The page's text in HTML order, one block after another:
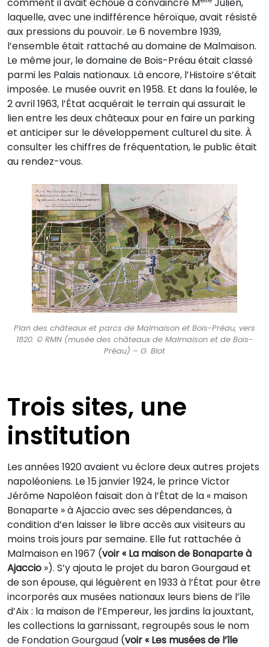
laquelle, avec une indifférence héroïque, avait résisté
aux pressions du pouvoir. Le 6 novembre 1939,
l’ensemble était rattaché au domaine de Malmaison.
Le même jour, le domaine de Bois-Préau était classé
parmi les Palais nationaux. Là encore, l’Histoire s’était
imposée. Le musée ouvrit en 1958. Et dans la foulée, le
2 avril 1963, l’État acquérait le terrain qui assurait le
lien entre les deux châteaux pour en faire un parking
et anticiper sur le développement culturel du site. À
consulter les chiffres de fréquentation, le public était
au rendez-vous.
Plan des châteaux et parcs de Malmaison et Bois-Préau, vers
1820. © RMN (musée des châteaux de Malmaison et de Bois-
Préau) – G. Blot
Trois sites, une
institution
Les années 1920 avaient vu éclore deux autres projets
napoléoniens. Le 15 janvier 1924, le prince Victor
Jérôme Napoléon faisait don à l’État de la « maison
Bonaparte » à Ajaccio avec ses dépendances, à
condition d’en laisser le libre accès aux visiteurs au
moins trois jours par semaine. Elle fut rattachée à
Malmaison en 1967 (voir « La maison de Bonaparte à
Ajaccio »). S’y ajouta le projet du baron Gourgaud et
de son épouse, qui léguèrent en 1933 à l’État pour être
incorporés aux musées nationaux leurs biens de l’île
d’Aix : la maison de l’Empereur, les jardins la jouxtant,
les collections la garnissant, regroupés sous le nom
de Fondation Gourgaud (voir« Les musées de l’île